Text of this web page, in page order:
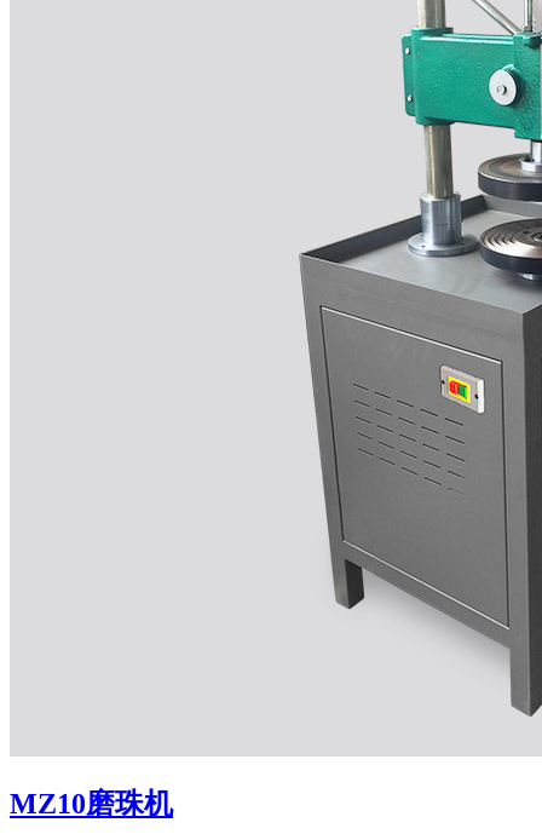
MZ10磨珠机